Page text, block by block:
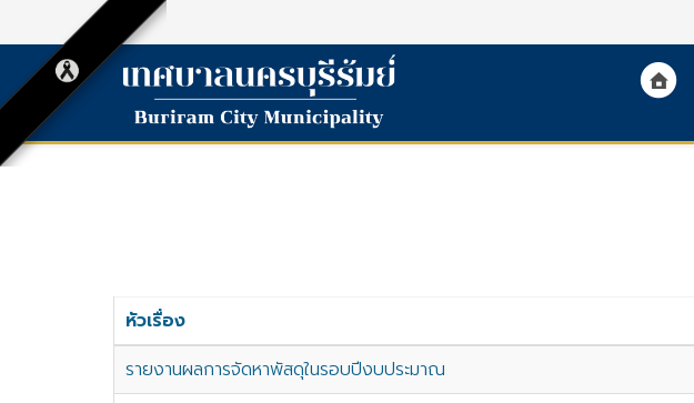
หัวเรื่อง
รายงานผลการจัดหาพัสดุในรอบปีงบประมาณ